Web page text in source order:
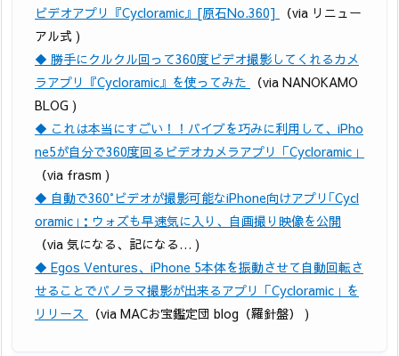
ビデオアプリ『Cycloramic』[原石No.360]
（via リニュー
アル式 )
◆ 勝手にクルクル回って360度ビデオ撮影してくれるカメ
ラアプリ『Cycloramic』を使ってみた
（via NANOKAMO
BLOG )
◆ これは本当にすごい！！バイブを巧みに利用して、iPho
ne5が自分で360度回るビデオカメラアプリ「Cycloramic」
（via frasm )
◆ 自動で360°ビデオが撮影可能なiPhone向けアプリ｢Cycl
oramic｣：ウォズも早速気に入り、自画撮り映像を公開
（via 気になる、記になる… )
◆ Egos Ventures、iPhone 5本体を振動させて自動回転さ
せることでパノラマ撮影が出来るアプリ「Cycloramic」を
リリース
（via MACお宝鑑定団 blog（羅針盤） )